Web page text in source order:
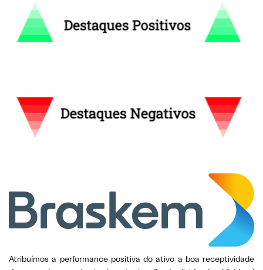
Atribuímos a performance positiva do ativo a boa receptividade